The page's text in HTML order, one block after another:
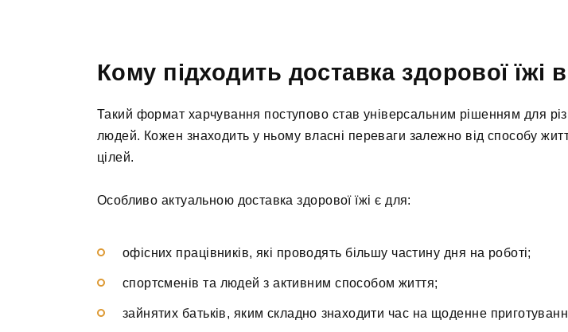
Кому підходить доставка здорової їжі
Такий формат харчування поступово став універсальним рішенням для
людей. Кожен знаходить у ньому власні переваги залежно від способу
цілей.
Особливо актуальною доставка здорової їжі є для:
офісних працівників, які проводять більшу частину дня на роботі;
спортсменів та людей з активним способом життя;
зайнятих батьків, яким складно знаходити час на щоденне